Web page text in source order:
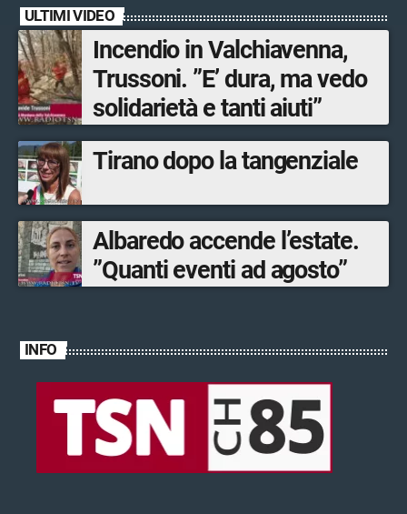
ULTIMI VIDEO
Incendio in Valchiavenna,
Trussoni. ”E’ dura, ma vedo
solidarietà e tanti aiuti”
Tirano dopo la tangenziale
Albaredo accende l’estate.
”Quanti eventi ad agosto”
INFO